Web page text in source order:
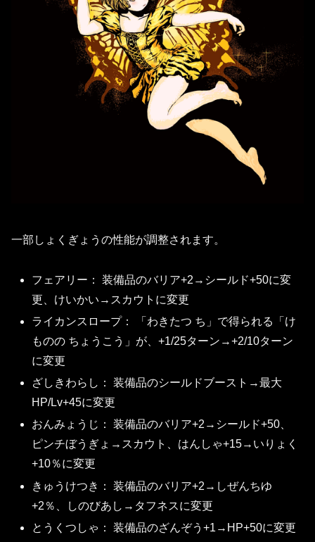
一部しょくぎょうの性能が調整されます。
フェアリー： 装備品のバリア+2→シールド+50に変
更、けいかい→スカウトに変更
ライカンスロープ： 「わきたつ ち」で得られる「け
ものの ちょうこう」が、+1/25ターン→+2/10ターン
に変更
ざしきわらし： 装備品のシールドブースト→最大
HP/Lv+45に変更
おんみょうじ： 装備品のバリア+2→シールド+50、
ピンチぼうぎょ→スカウト、はんしゃ+15→いりょく
+10％に変更
きゅうけつき： 装備品のバリア+2→しぜんちゆ
+2％、しのびあし→タフネスに変更
とうくつしゃ： 装備品のざんぞう+1→HP+50に変更